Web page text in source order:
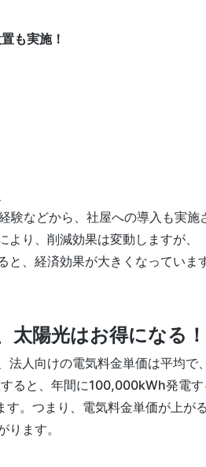
も実施！
などから、社屋への導入も実施
り、削減効果は変動しますが、
、経済効果が大きくなっています
太陽光はお得になる！
法人向けの電気料金単価は平均
ると、年間に100,000kWh発電
。つまり、電気料金単価が上が
ます。